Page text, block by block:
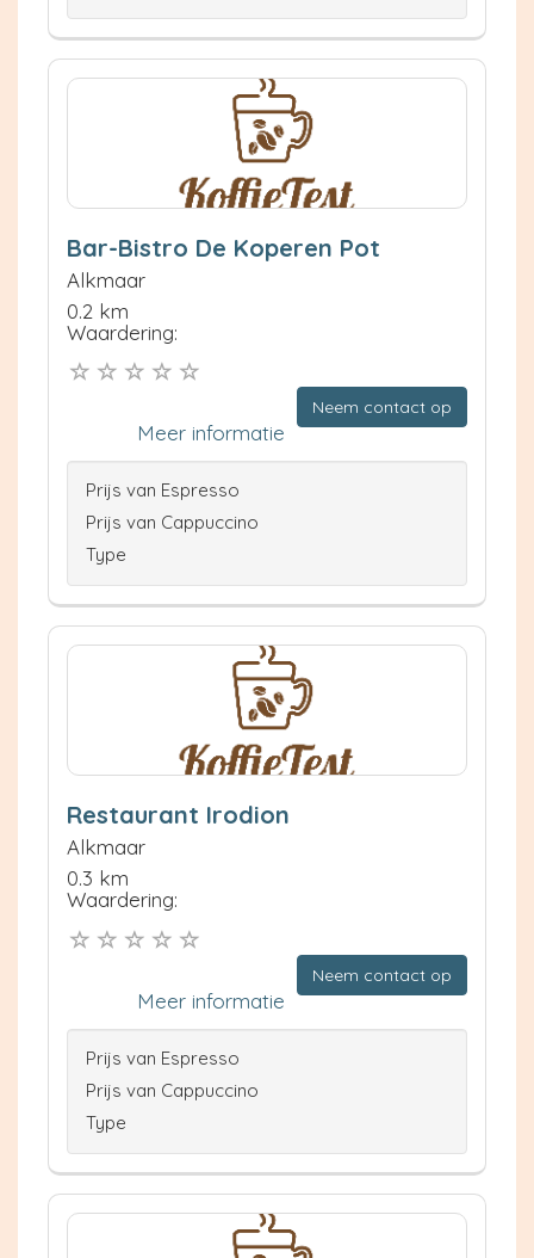
Bar-Bistro De Koperen Pot
Alkmaar
0.2 km
Waardering:
Neem contact op
Meer informatie
Prijs van Espresso
Prijs van Cappuccino
Type
Restaurant Irodion
Alkmaar
0.3 km
Waardering:
Neem contact op
Meer informatie
Prijs van Espresso
Prijs van Cappuccino
Type